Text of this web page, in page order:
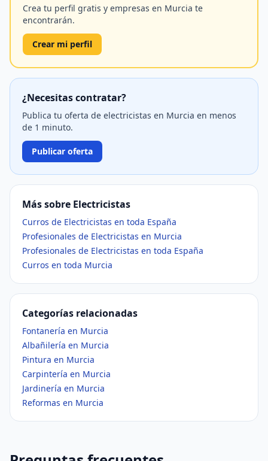
Crea tu perfil gratis y empresas en Murcia te
encontrarán.
Crear mi perfil
¿Necesitas contratar?
Publica tu oferta de electricistas en Murcia en menos
de 1 minuto.
Publicar oferta
Más sobre Electricistas
Curros de Electricistas en toda España
Profesionales de Electricistas en Murcia
Profesionales de Electricistas en toda España
Curros en toda Murcia
Categorías relacionadas
Fontanería en Murcia
Albañilería en Murcia
Pintura en Murcia
Carpintería en Murcia
Jardinería en Murcia
Reformas en Murcia